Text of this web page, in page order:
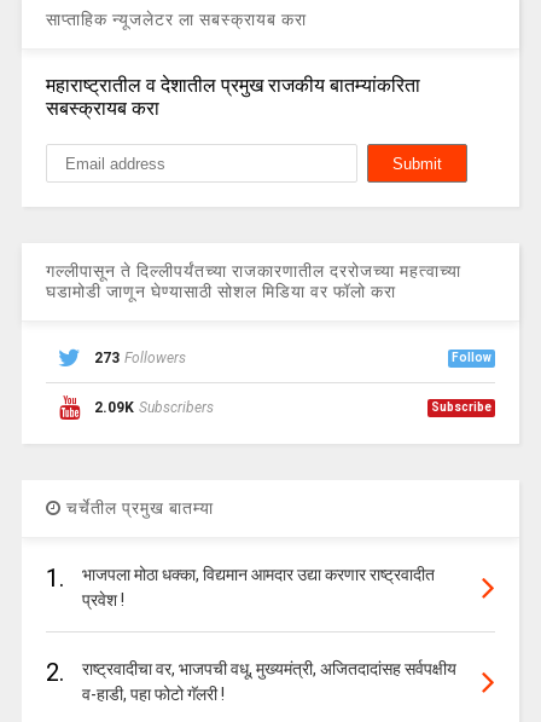
साप्ताहिक न्यूजलेटर ला सबस्क्रायब करा
महाराष्ट्रातील व देशातील प्रमुख राजकीय बातम्यांकरिता
सबस्क्रायब करा
गल्लीपासून ते दिल्लीपर्यंतच्या राजकारणातील दररोजच्या महत्वाच्या
घडामोडी जाणून घेण्यासाठी सोशल मिडिया वर फॉलो करा
273 Followers Follow
2.09K Subscribers Subscribe
चर्चेतील प्रमुख बातम्या
1.
भाजपला मोठा धक्का, विद्यमान आमदार उद्या करणार राष्ट्रवादीत
प्रवेश !
2.
राष्ट्रवादीचा वर, भाजपची वधू, मुख्यमंत्री, अजितदादांसह सर्वपक्षीय
व-हाडी, पहा फोटो गॅलरी !